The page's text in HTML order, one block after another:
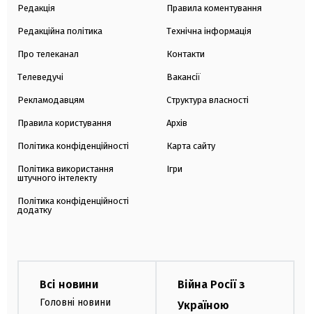
Редакція
Редакційна політика
Про телеканал
Телеведучі
Рекламодавцям
Правила користування
Політика конфіденційності
Політика використання
штучного інтелекту
Політика конфіденційності
додатку
Правила коментування
Технічна інформація
Контакти
Вакансії
Структура власності
Архів
Карта сайту
Ігри
Всі новини
Головні новини
Війна Росії з
Україною